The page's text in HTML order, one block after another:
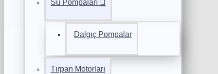
Su Pompaları
Dalgıç Pompalar
Tırpan Motorları